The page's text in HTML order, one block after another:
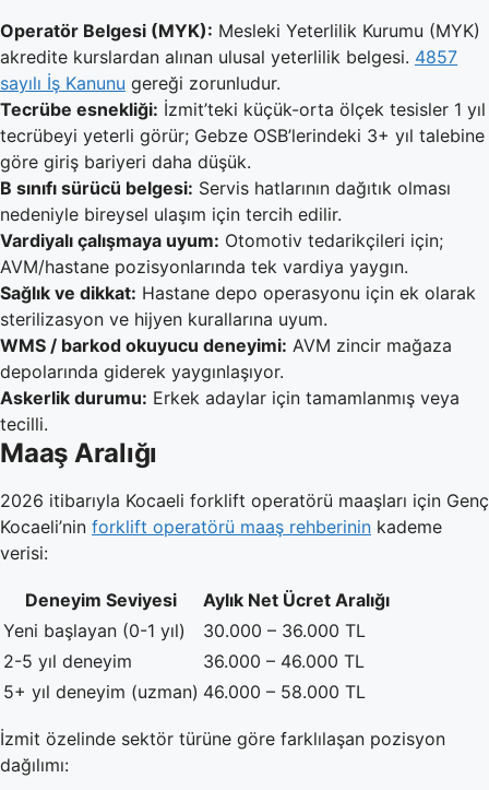
Operatör Belgesi (MYK): Mesleki Yeterlilik Kurumu (MYK)
akredite kurslardan alınan ulusal yeterlilik belgesi. 4857
sayılı İş Kanunu gereği zorunludur.
Tecrübe esnekliği: İzmit’teki küçük-orta ölçek tesisler 1 yıl
tecrübeyi yeterli görür; Gebze OSB’lerindeki 3+ yıl talebine
göre giriş bariyeri daha düşük.
B sınıfı sürücü belgesi: Servis hatlarının dağıtık olması
nedeniyle bireysel ulaşım için tercih edilir.
Vardiyalı çalışmaya uyum: Otomotiv tedarikçileri için;
AVM/hastane pozisyonlarında tek vardiya yaygın.
Sağlık ve dikkat: Hastane depo operasyonu için ek olarak
sterilizasyon ve hijyen kurallarına uyum.
WMS / barkod okuyucu deneyimi: AVM zincir mağaza
depolarında giderek yaygınlaşıyor.
Askerlik durumu: Erkek adaylar için tamamlanmış veya
tecilli.
Maaş Aralığı
2026 itibarıyla Kocaeli forklift operatörü maaşları için Genç
Kocaeli’nin forklift operatörü maaş rehberinin kademe
verisi:
Deneyim Seviyesi
Aylık Net Ücret Aralığı
Yeni başlayan (0-1 yıl)
30.000 – 36.000 TL
2-5 yıl deneyim
36.000 – 46.000 TL
5+ yıl deneyim (uzman) 46.000 – 58.000 TL
İzmit özelinde sektör türüne göre farklılaşan pozisyon
dağılımı: